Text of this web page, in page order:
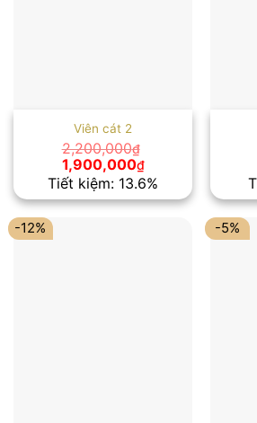
Viên cát 2
2,200,000₫
Giá
gốc
là:
2,200,000₫.
1,900,000₫Giá
hiện
tại
là:
1,900,000₫.
Tiết kiệm: 13.6%
-12% -5%